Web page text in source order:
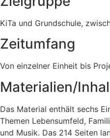
KiTa und Grundschule,
Zeitumfang
Von einzelner Einheit bis
Materialien/
Das Material enthält sechs
Themen Lebensumfeld,
und Musik. Das 214 Seiten